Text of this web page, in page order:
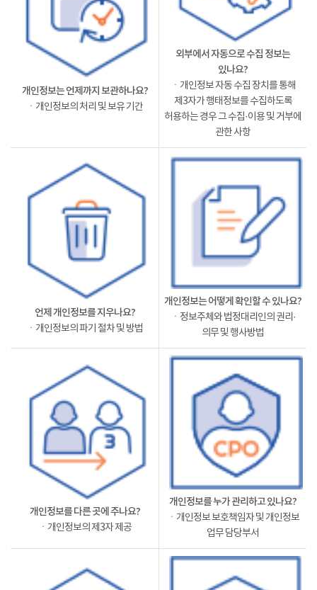
개인정보는 언제까지 보관하나요?
ㆍ개인정보의 처리 및 보유 기간
외부에서 자동으로 수집 정보는
있나요?
ㆍ개인정보 자동 수집 장치를 통해
제3자가 행태정보를 수집하도록
허용하는 경우 그 수집·이용 및 거부에
관한 사항
언제 개인정보를 지우나요?
ㆍ개인정보의 파기 절차 및 방법
개인정보는 어떻게 확인할 수 있나요?
ㆍ정보주체와 법정대리인의 권리·
의무 및 행사방법
개인정보를 다른 곳에 주나요?
ㆍ개인정보의 제3자 제공
개인정보를 누가 관리하고 있나요?
ㆍ개인정보 보호책임자 및 개인정보
업무 담당부서